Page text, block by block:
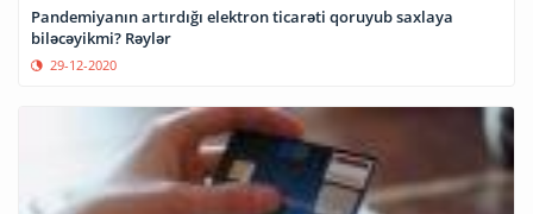
Pandemiyanın artırdığı elektron ticarəti qoruyub saxlaya
biləcəyikmi? Rəylər
29-12-2020